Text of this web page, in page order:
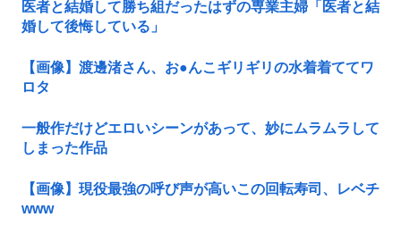
医者と結婚して勝ち組だったはずの専業主婦「医者と結
婚して後悔している」
【画像】渡邊渚さん、お●んこギリギリの水着着ててワ
ロタ
一般作だけどエロいシーンがあって、妙にムラムラして
しまった作品
【画像】現役最強の呼び声が高いこの回転寿司、レベチ
www